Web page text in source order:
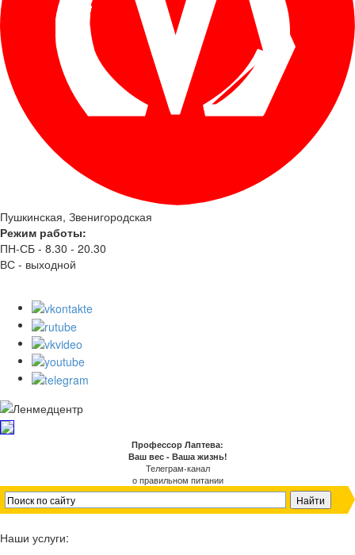
Пушкинская, Звенигородская
Режим работы:
ПН-СБ - 8.30 - 20.30
ВС - выходной
Профессор Лаптева:
Ваш вес - Ваша жизнь!
Телеграм-канал
о правильном питании
Наши услуги: